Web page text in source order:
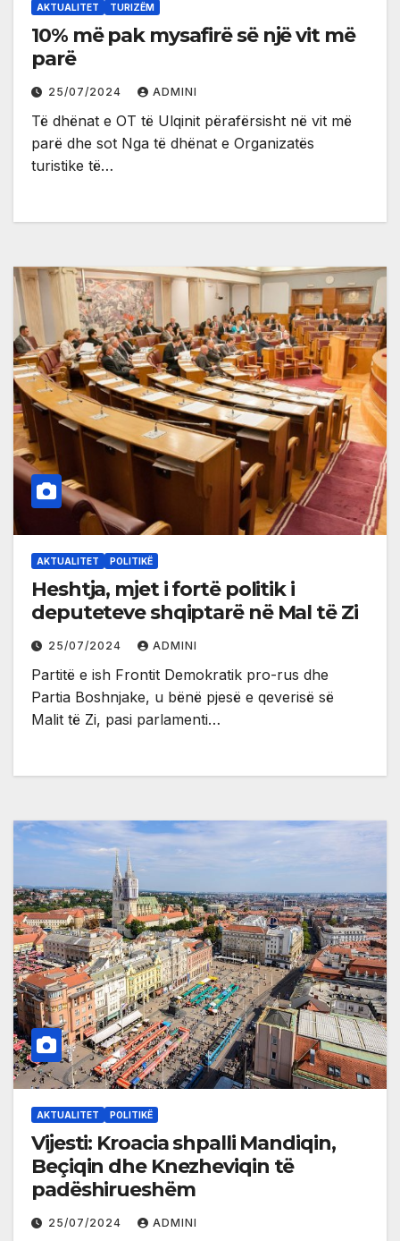
AKTUALITET TURIZËM
10% më pak mysafirë së një vit më
parë
25/07/2024 ADMINI
Të dhënat e OT të Ulqinit përafërsisht në vit më
parë dhe sot Nga të dhënat e Organizatës
turistike të…
AKTUALITET POLITIKË
Heshtja, mjet i fortë politik i
deputeteve shqiptarë në Mal të Zi
25/07/2024 ADMINI
Partitë e ish Frontit Demokratik pro-rus dhe
Partia Boshnjake, u bënë pjesë e qeverisë së
Malit të Zi, pasi parlamenti…
AKTUALITET POLITIKË
Vijesti: Kroacia shpalli Mandiqin,
Beçiqin dhe Knezheviqin të
padëshirueshëm
25/07/2024 ADMINI